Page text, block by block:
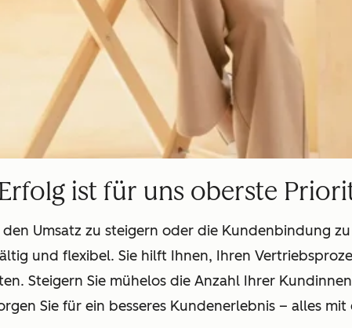
ist für uns oberste
Umsatz zu steigern oder die Kundenbindung
und flexibel. Sie hilft Ihnen, Ihren
Steigern Sie mühelos die Anzahl Ihrer
Sie für ein besseres Kundenerlebnis – alles